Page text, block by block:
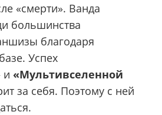
«смерти». Ванда
большинства
благодаря
Успех
и «Мультивселенной
за себя. Поэтому с ней